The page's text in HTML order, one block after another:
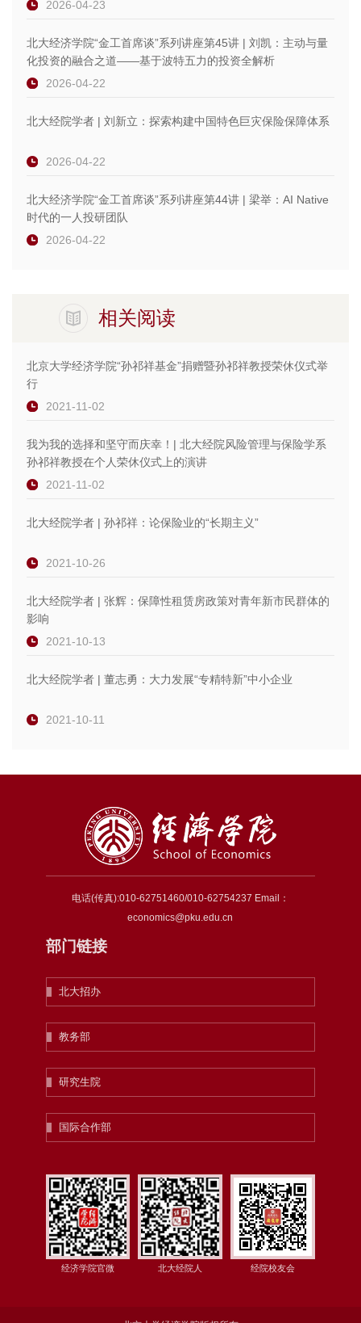
2026-04-23
北大经济学院“金工首席谈”系列讲座第45讲 | 刘凯：主动与量
化投资的融合之道——基于波特五力的投资全解析
2026-04-22
北大经院学者 | 刘新立：探索构建中国特色巨灾保险保障体系
2026-04-22
北大经济学院“金工首席谈”系列讲座第44讲 | 梁举：AI Native
时代的一人投研团队
2026-04-22
相关阅读
北京大学经济学院“孙祁祥基金”捐赠暨孙祁祥教授荣休仪式举
行
2021-11-02
我为我的选择和坚守而庆幸！| 北大经院风险管理与保险学系
孙祁祥教授在个人荣休仪式上的演讲
2021-11-02
北大经院学者 | 孙祁祥：论保险业的“长期主义”
2021-10-26
北大经院学者 | 张辉：保障性租赁房政策对青年新市民群体的
影响
2021-10-13
北大经院学者 | 董志勇：大力发展“专精特新”中小企业
2021-10-11
电话(传真):010-62751460/010-62754237 Email：
economics@pku.edu.cn
部门链接
北大招办
教务部
研究生院
国际合作部
经济学院官微 北大经院人 经院校友会